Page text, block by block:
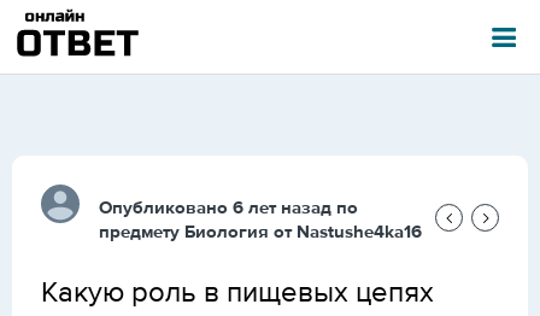
Опубликовано 6 лет назад по
предмету Биология от Nastushe4ka16
Какую роль в пищевых цепях